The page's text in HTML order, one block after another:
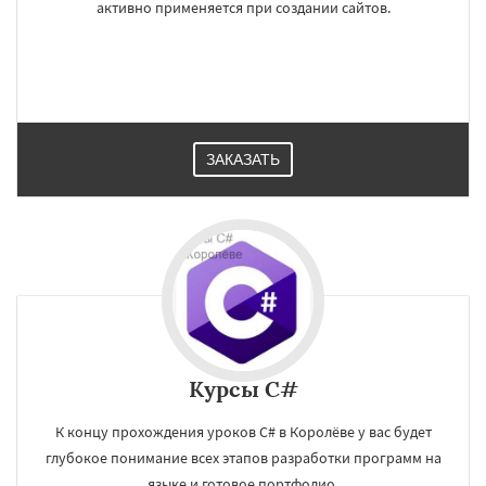
Братск Великий Новгород Орск
активно применяется при создании сайтов.
ЗАКАЗАТЬ
Курсы C#
К концу прохождения уроков C# в Королёве у вас будет
глубокое понимание всех этапов разработки программ на
УЗНАТЬ ПОДРОБНЕЕ